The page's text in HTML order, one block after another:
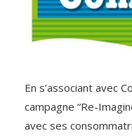
En s’associant avec
campagne “Re-
avec ses